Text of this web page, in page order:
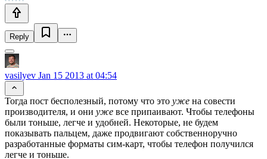
Reply
vasilyev Jan 15 2013 at 04:54
Тогда пост бесполезный, потому что это уже на совести
производителя, и они уже все припаивают. Чтобы телефоны
были тоньше, легче и удобней. Некоторые, не будем
показывать пальцем, даже продвигают собственноручно
разработанные форматы сим-карт, чтобы телефон получился
легче и тоньше.